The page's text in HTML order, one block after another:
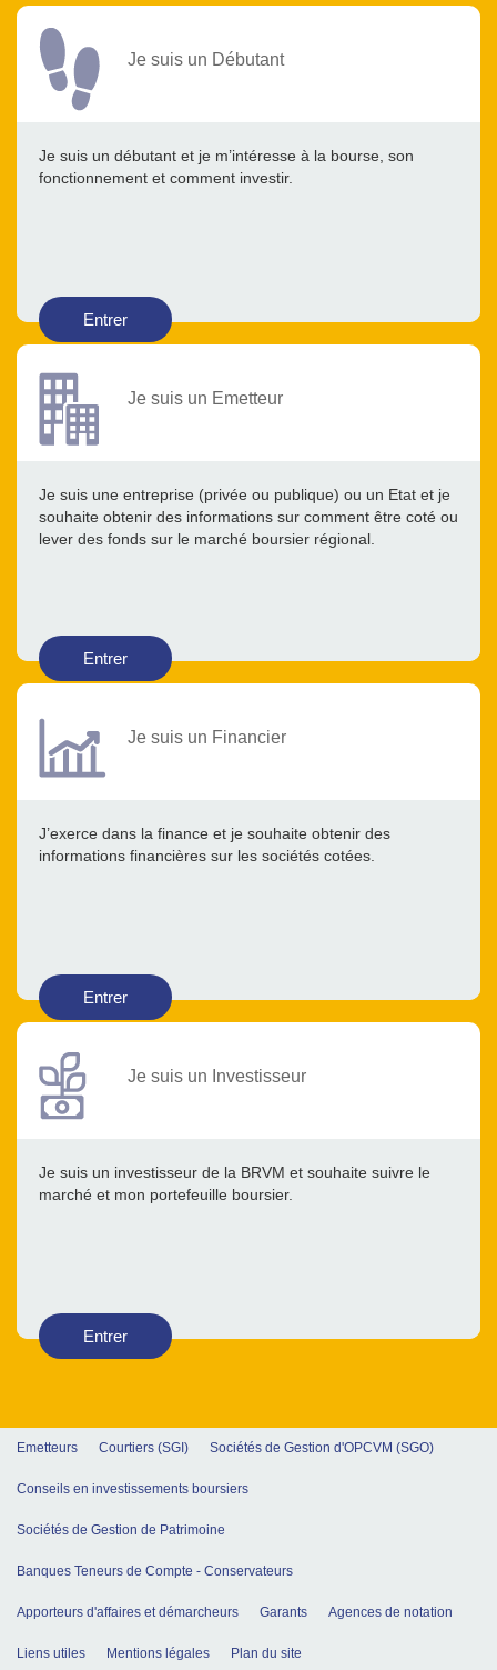
Je suis un Débutant
Je suis un débutant et je m’intéresse à la bourse, son
fonctionnement et comment investir.
Entrer
Je suis un Emetteur
Je suis une entreprise (privée ou publique) ou un Etat et je
souhaite obtenir des informations sur comment être coté ou
lever des fonds sur le marché boursier régional.
Entrer
Je suis un Financier
J’exerce dans la finance et je souhaite obtenir des
informations financières sur les sociétés cotées.
Entrer
Je suis un Investisseur
Je suis un investisseur de la BRVM et souhaite suivre le
marché et mon portefeuille boursier.
Entrer
Emetteurs Courtiers (SGI) Sociétés de Gestion d'OPCVM (SGO)
Conseils en investissements boursiers
Sociétés de Gestion de Patrimoine
Banques Teneurs de Compte - Conservateurs
Apporteurs d'affaires et démarcheurs Garants Agences de notation
Liens utiles Mentions légales Plan du site